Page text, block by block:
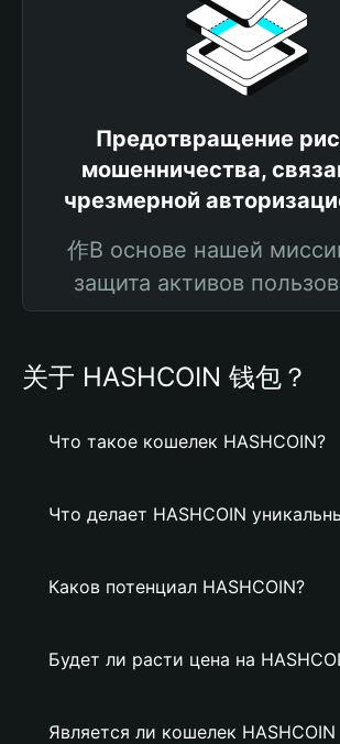
Предотвращение
мошенничества,
чрезмерной
作В основе нашей
защита активов
关于 HASHCOIN 钱包？
Что такое кошелек HASHCOIN?
Что делает HASHCOIN
Каков потенциал HASHCOIN?
Будет ли расти цена на
Является ли кошелек HASHCOIN